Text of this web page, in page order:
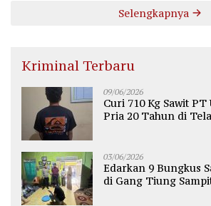
Selengkapnya
Kriminal Terbaru
09/06/2026
Curi 710 Kg Sawit
Pria 20 Tahun di
03/06/2026
Edarkan 9 Bungkus
di Gang Tiung